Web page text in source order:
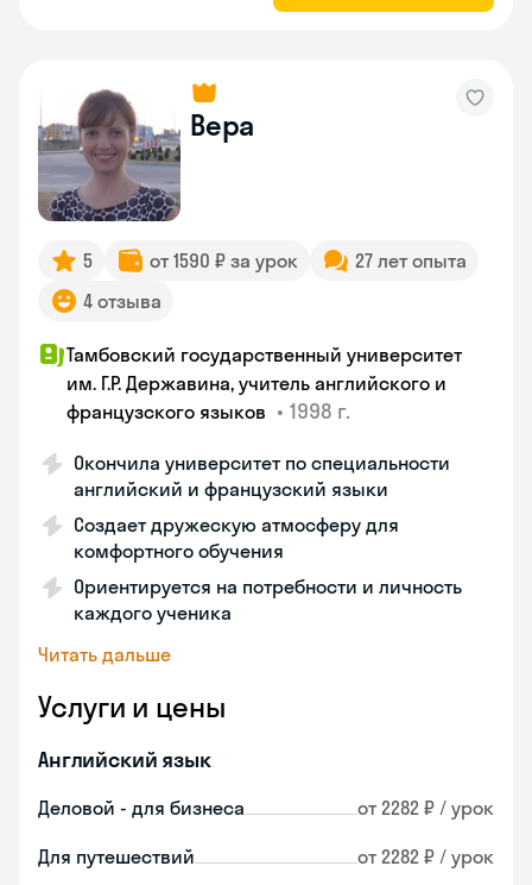
Вера
5 от 1590 ₽ за урок
27 лет опыта
4 отзыва
Тамбовский государственный университет
им. Г.Р. Державина, учитель английского и
французского языков • 1998 г.
Окончила университет по специальности
английский и французский языки
Создает дружескую атмосферу для
комфортного обучения
Ориентируется на потребности и личность
каждого ученика
Читать дальше
Услуги и цены
Английский язык
Деловой - для бизнеса от 2282 ₽ / урок
Для путешествий от 2282 ₽ / урок